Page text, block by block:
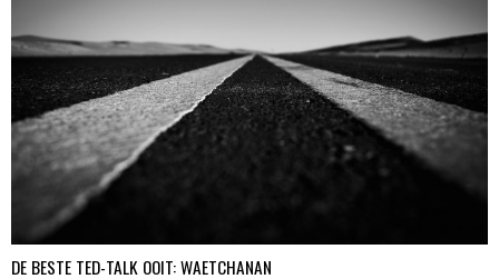
DE BESTE TED-TALK OOIT: WAETCHANAN